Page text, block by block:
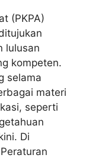
(PKPA)
lulusan
kompeten.
selama
materi
seperti
Di